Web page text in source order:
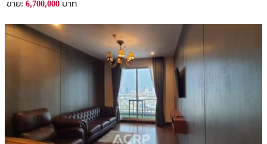
ขาย: 6,700,000 บาท